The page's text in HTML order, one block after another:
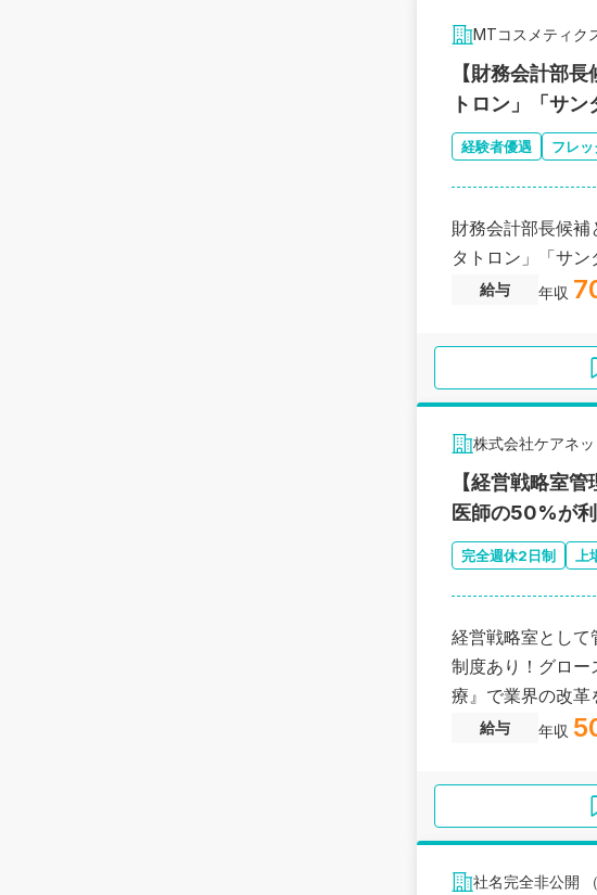
MTコスメティク
【財務会計部
トロン」「サ
経験者優遇 フレ
財務会計部長候
タトロン」「サ
給与 年収
株式会社ケアネッ
【経営戦略室
医師の50%が
完全週休2日制
経営戦略室とし
制度あり！グロ
療』で業界の改革
給与 年収
社名完全非公開